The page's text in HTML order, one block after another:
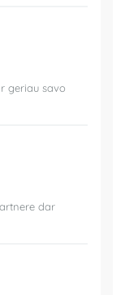
geriau savo
dar